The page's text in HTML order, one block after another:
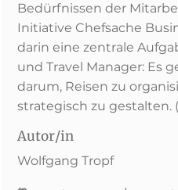
Bedürfnissen der
Initiative Chefsache
darin eine zentrale
und Travel Manager: Es
darum, Reisen zu
strategisch zu gestalten.
Autor/in
Wolfgang Tropf